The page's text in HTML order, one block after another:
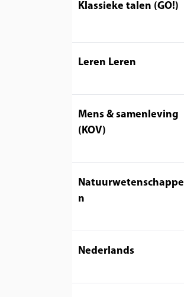
Klassieke talen (GO!)
Leren Leren
Mens & samenleving
(KOV)
Natuurwetenschappe
n
Nederlands